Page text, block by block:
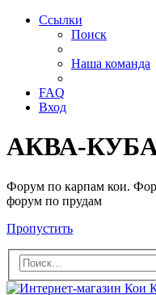
Ссылки
Поиск
Наша команда
FAQ
Вход
АКВА-
Форум по карпам кои.
форум по прудам
Пропустить